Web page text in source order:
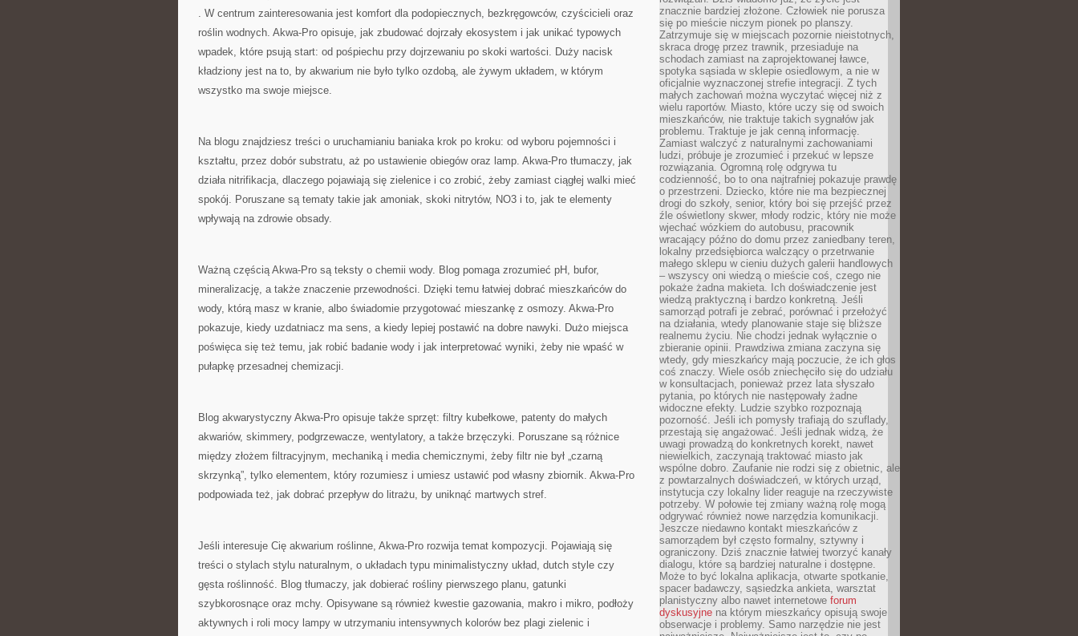
. W centrum zainteresowania jest komfort dla podopiecznych, bezkręgowców, czyścicieli oraz
roślin wodnych. Akwa-Pro opisuje, jak zbudować dojrzały ekosystem i jak unikać typowych
wpadek, które psują start: od pośpiechu przy dojrzewaniu po skoki wartości. Duży nacisk
kładziony jest na to, by akwarium nie było tylko ozdobą, ale żywym układem, w którym
wszystko ma swoje miejsce.
Na blogu znajdziesz treści o uruchamianiu baniaka krok po kroku: od wyboru pojemności i
kształtu, przez dobór substratu, aż po ustawienie obiegów oraz lamp. Akwa-Pro tłumaczy, jak
działa nitrifikacja, dlaczego pojawiają się zielenice i co zrobić, żeby zamiast ciągłej walki mieć
spokój. Poruszane są tematy takie jak amoniak, skoki nitrytów, NO3 i to, jak te elementy
wpływają na zdrowie obsady.
Ważną częścią Akwa-Pro są teksty o chemii wody. Blog pomaga zrozumieć pH, bufor,
mineralizację, a także znaczenie przewodności. Dzięki temu łatwiej dobrać mieszkańców do
wody, którą masz w kranie, albo świadomie przygotować mieszankę z osmozy. Akwa-Pro
pokazuje, kiedy uzdatniacz ma sens, a kiedy lepiej postawić na dobre nawyki. Dużo miejsca
poświęca się też temu, jak robić badanie wody i jak interpretować wyniki, żeby nie wpaść w
pułapkę przesadnej chemizacji.
Blog akwarystyczny Akwa-Pro opisuje także sprzęt: filtry kubełkowe, patenty do małych
akwariów, skimmery, podgrzewacze, wentylatory, a także brzęczyki. Poruszane są różnice
między złożem filtracyjnym, mechaniką i media chemicznymi, żeby filtr nie był „czarną
skrzynką”, tylko elementem, który rozumiesz i umiesz ustawić pod własny zbiornik. Akwa-Pro
podpowiada też, jak dobrać przepływ do litrażu, by uniknąć martwych stref.
Jeśli interesuje Cię akwarium roślinne, Akwa-Pro rozwija temat kompozycji. Pojawiają się
treści o stylach stylu naturalnym, o układach typu minimalistyczny układ, dutch style czy
gęsta roślinność. Blog tłumaczy, jak dobierać rośliny pierwszego planu, gatunki
szybkorosnące oraz mchy. Opisywane są również kwestie gazowania, makro i mikro, podłoży
aktywnych i roli mocy lampy w utrzymaniu intensywnych kolorów bez plagi zielenic i
znacznie bardziej złożone. Człowiek nie porusza
się po mieście niczym pionek po planszy.
Zatrzymuje się w miejscach pozornie nieistotnych,
skraca drogę przez trawnik, przesiaduje na
schodach zamiast na zaprojektowanej ławce,
spotyka sąsiada w sklepie osiedlowym, a nie w
oficjalnie wyznaczonej strefie integracji. Z tych
małych zachowań można wyczytać więcej niż z
wielu raportów. Miasto, które uczy się od swoich
mieszkańców, nie traktuje takich sygnałów jak
problemu. Traktuje je jak cenną informację.
Zamiast walczyć z naturalnymi zachowaniami
ludzi, próbuje je zrozumieć i przekuć w lepsze
rozwiązania. Ogromną rolę odgrywa tu
codzienność, bo to ona najtrafniej pokazuje prawdę
o przestrzeni. Dziecko, które nie ma bezpiecznej
drogi do szkoły, senior, który boi się przejść przez
źle oświetlony skwer, młody rodzic, który nie może
wjechać wózkiem do autobusu, pracownik
wracający późno do domu przez zaniedbany teren,
lokalny przedsiębiorca walczący o przetrwanie
małego sklepu w cieniu dużych galerii handlowych
– wszyscy oni wiedzą o mieście coś, czego nie
pokaże żadna makieta. Ich doświadczenie jest
wiedzą praktyczną i bardzo konkretną. Jeśli
samorząd potrafi je zebrać, porównać i przełożyć
na działania, wtedy planowanie staje się bliższe
realnemu życiu. Nie chodzi jednak wyłącznie o
zbieranie opinii. Prawdziwa zmiana zaczyna się
wtedy, gdy mieszkańcy mają poczucie, że ich głos
coś znaczy. Wiele osób zniechęciło się do udziału
w konsultacjach, ponieważ przez lata słyszało
pytania, po których nie następowały żadne
widoczne efekty. Ludzie szybko rozpoznają
pozorność. Jeśli ich pomysły trafiają do szuflady,
przestają się angażować. Jeśli jednak widzą, że
uwagi prowadzą do konkretnych korekt, nawet
niewielkich, zaczynają traktować miasto jak
wspólne dobro. Zaufanie nie rodzi się z obietnic, ale
z powtarzalnych doświadczeń, w których urząd,
instytucja czy lokalny lider reaguje na rzeczywiste
potrzeby. W połowie tej zmiany ważną rolę mogą
odgrywać również nowe narzędzia komunikacji.
Jeszcze niedawno kontakt mieszkańców z
samorządem był często formalny, sztywny i
ograniczony. Dziś znacznie łatwiej tworzyć kanały
dialogu, które są bardziej naturalne i dostępne.
Może to być lokalna aplikacja, otwarte spotkanie,
spacer badawczy, sąsiedzka ankieta, warsztat
planistyczny albo nawet internetowe forum
dyskusyjne na którym mieszkańcy opisują swoje
obserwacje i problemy. Samo narzędzie nie jest